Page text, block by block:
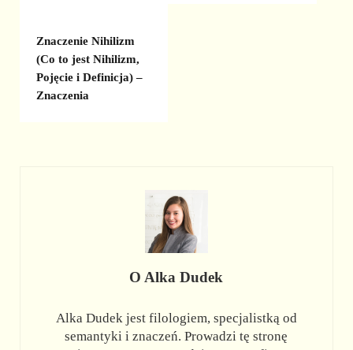
Znaczenie Nihilizm
(Co to jest Nihilizm,
Pojęcie i Definicja) –
Znaczenia
O Alka Dudek
Alka Dudek jest filologiem, specjalistką od
semantyki i znaczeń. Prowadzi tę stronę